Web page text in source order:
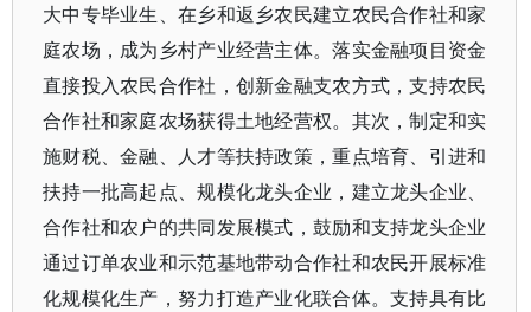
大中专毕业生、在乡和返乡农民建立农民合作社和家
庭农场，成为乡村产业经营主体。落实金融项目资金
直接投入农民合作社，创新金融支农方式，支持农民
合作社和家庭农场获得土地经营权。其次，制定和实
施财税、金融、人才等扶持政策，重点培育、引进和
扶持一批高起点、规模化龙头企业，建立龙头企业、
合作社和农户的共同发展模式，鼓励和支持龙头企业
通过订单农业和示范基地带动合作社和农民开展标准
化规模化生产，努力打造产业化联合体。支持具有比